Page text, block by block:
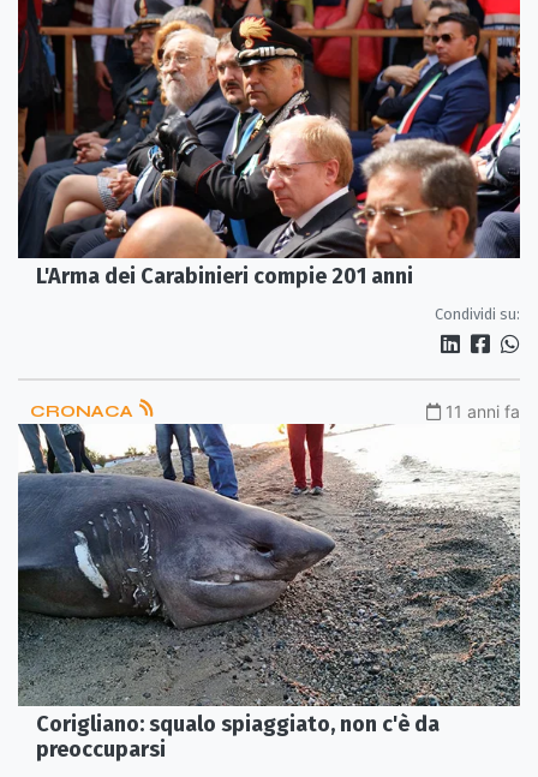
L'Arma dei Carabinieri compie 201 anni
Condividi su:
CRONACA 11 anni fa
Corigliano: squalo spiaggiato, non c'è da
preoccuparsi